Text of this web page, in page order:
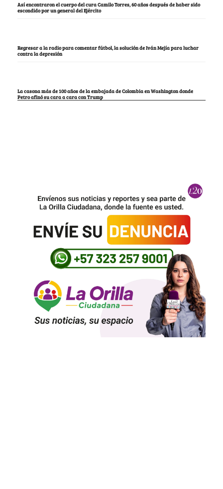
Así encontraron el cuerpo del cura Camilo Torres, 60 años después de haber sido
escondido por un general del Ejército
Regresar a la radio para comentar fútbol, la solución de Iván Mejía para luchar
contra la depresión
La casona más de 100 años de la embajada de Colombia en Washington donde
Petro afinó su cara a cara con Trump